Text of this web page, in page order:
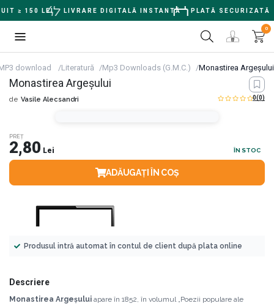
≥ 150 LEI LIVRARE DIGITALĂ INSTANTĂ PLATĂ SECURIZATĂ
0
download Literatură Mp3 Downloads (G.M.C.) Monastirea Argeşului
Monastirea Argeşului
de Vasile Alecsandri 0(0)
PREȚ
2,80 Lei ÎN STOC
ADĂUGAȚI ÎN COȘ
Produsul intră automat în contul de client după plata online
Descriere
Monastirea Argeșului apare în 1852, în volumul „Poezii populare ale